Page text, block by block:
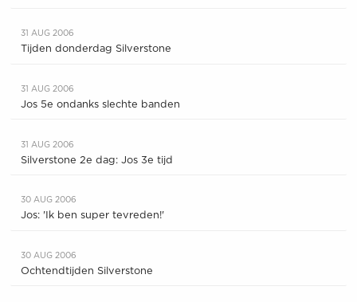
31 AUG 2006
Tijden donderdag Silverstone
31 AUG 2006
Jos 5e ondanks slechte banden
31 AUG 2006
Silverstone 2e dag: Jos 3e tijd
30 AUG 2006
Jos: 'Ik ben super tevreden!'
30 AUG 2006
Ochtendtijden Silverstone